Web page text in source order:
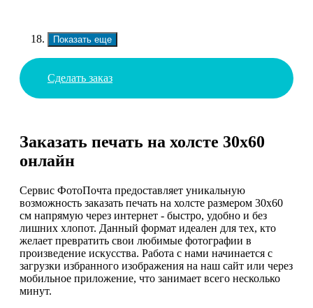
Показать еще
Сделать заказ
Заказать печать на холсте 30х60
онлайн
Сервис ФотоПочта предоставляет уникальную
возможность заказать печать на холсте размером 30х60
см напрямую через интернет - быстро, удобно и без
лишних хлопот. Данный формат идеален для тех, кто
желает превратить свои любимые фотографии в
произведение искусства. Работа с нами начинается с
загрузки избранного изображения на наш сайт или через
мобильное приложение, что занимает всего несколько
минут.